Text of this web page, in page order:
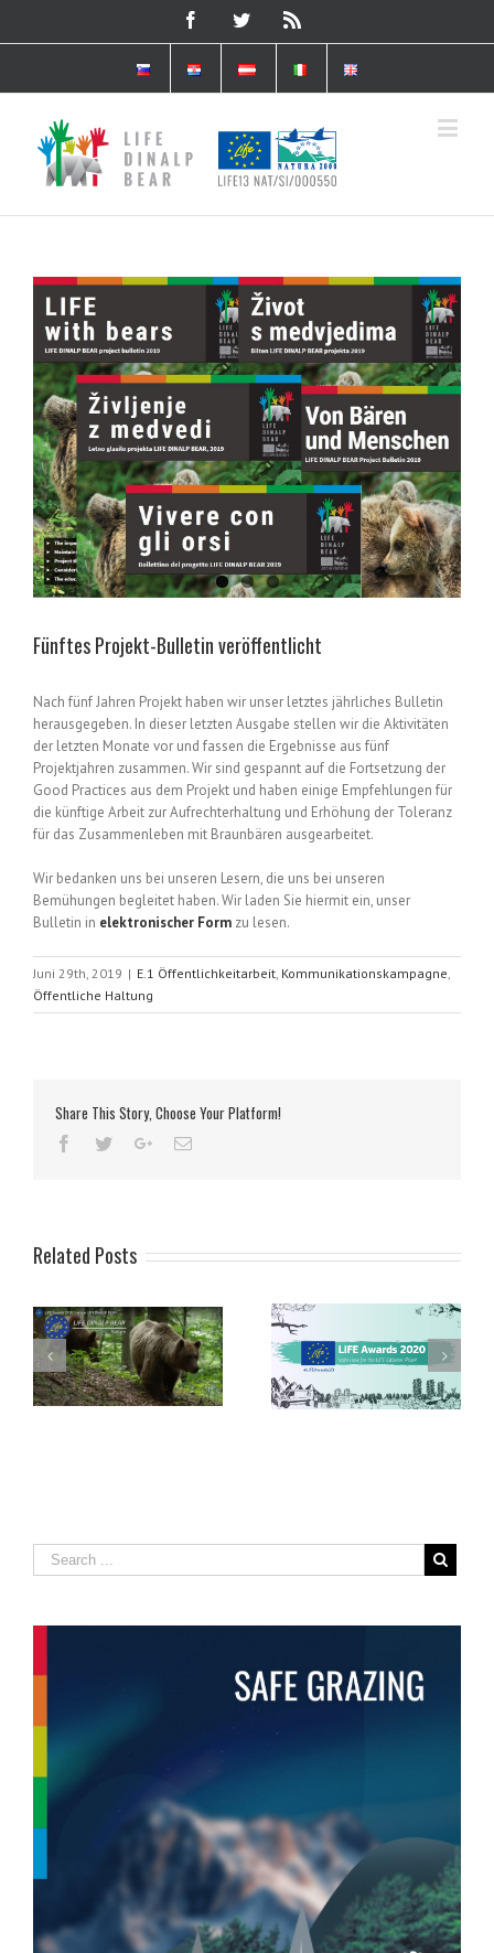
Fünftes Projekt-Bulletin veröffentlicht
Nach fünf Jahren Projekt haben wir unser letztes jährliches Bulletin
herausgegeben. In dieser letzten Ausgabe stellen wir die Aktivitäten
der letzten Monate vor und fassen die Ergebnisse aus fünf
Projektjahren zusammen. Wir sind gespannt auf die Fortsetzung der
Good Practices aus dem Projekt und haben einige Empfehlungen für
die künftige Arbeit zur Aufrechterhaltung und Erhöhung der Toleranz
für das Zusammenleben mit Braunbären ausgearbeitet.
Wir bedanken uns bei unseren Lesern, die uns bei unseren
Bemühungen begleitet haben. Wir laden Sie hiermit ein, unser
Bulletin in elektronischer Form zu lesen.
Juni 29th, 2019 | E.1 Öffentlichkeitarbeit, Kommunikationskampagne,
Öffentliche Haltung
Share This Story, Choose Your Platform!
Related Posts
LIFE-Auszeichnungen 2020
– Abstimmung über den